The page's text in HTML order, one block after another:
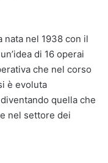
nata nel 1938 con il
di 16 operai
che nel corso
è evoluta
quella che
nel settore dei